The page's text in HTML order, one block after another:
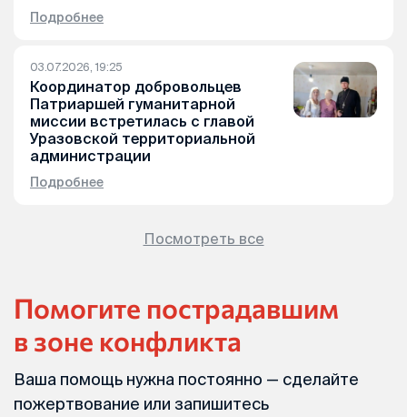
Подробнее
03.07.2026, 19:25
Координатор добровольцев
Патриаршей гуманитарной
миссии встретилась с главой
Уразовской территориальной
администрации
Подробнее
Посмотреть все
Помогите пострадавшим
в зоне конфликта
Ваша помощь нужна постоянно — сделайте
пожертвование или запишитесь